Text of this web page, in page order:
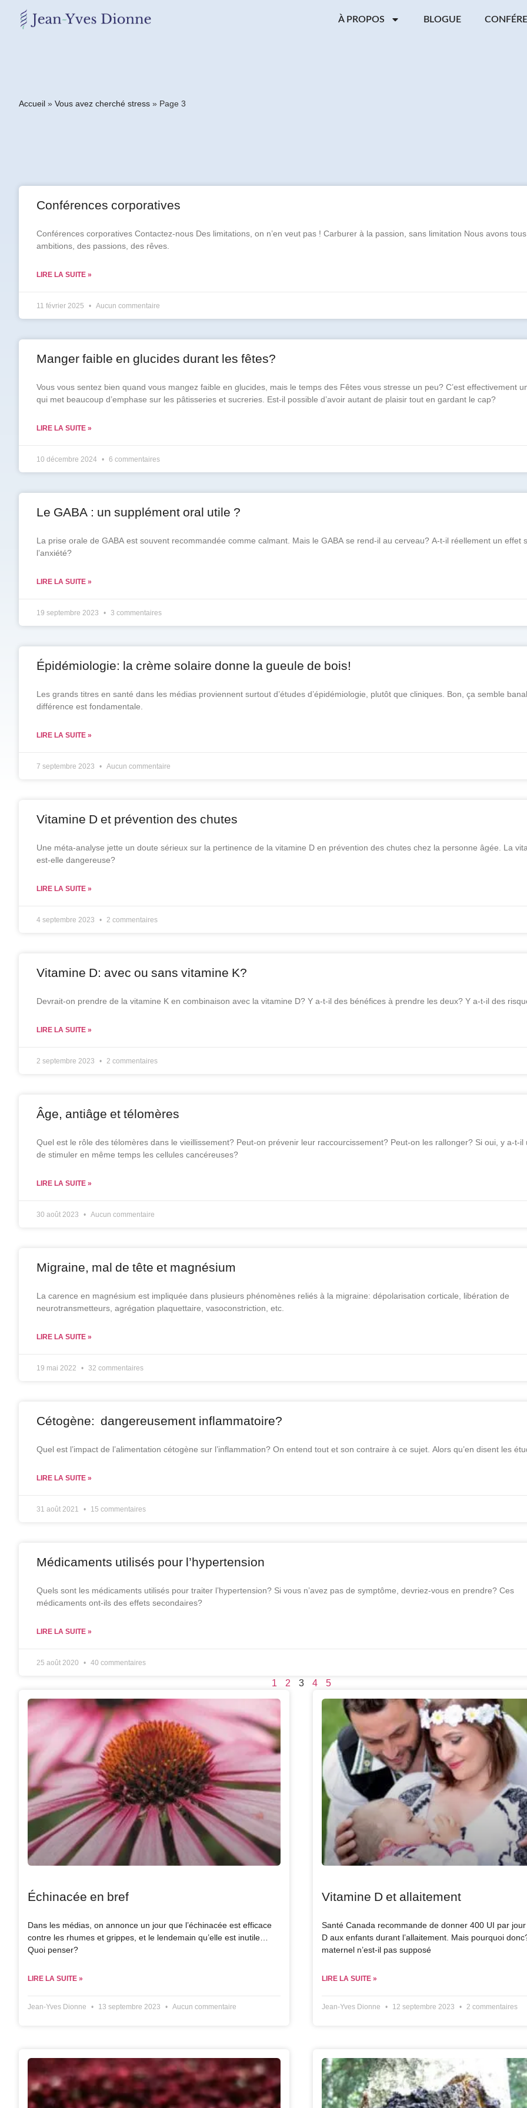
À PROPOS BLOGUE
Accueil » Vous avez cherché stress » Page 3
Conférences corporatives
Conférences corporatives Contactez-nous Des limitations, on n’en veut pas ! Carburer à la passion, sans limitation Nous avons
ambitions, des passions, des rêves.
LIRE LA SUITE »
11 février 2025 Aucun commentaire
Manger faible en glucides durant les fêtes?
Vous vous sentez bien quand vous mangez faible en glucides, mais le temps des Fêtes vous stresse un peu? C’est effectivement
qui met beaucoup d’emphase sur les pâtisseries et sucreries. Est-il possible d’avoir autant de plaisir tout en gardant le cap?
LIRE LA SUITE »
10 décembre 2024 6 commentaires
Le GABA : un supplément oral utile ?
La prise orale de GABA est souvent recommandée comme calmant. Mais le GABA se rend-il au cerveau? A-t-il réellement un effet
l’anxiété?
LIRE LA SUITE »
19 septembre 2023 3 commentaires
Épidémiologie: la crème solaire donne la gueule de bois!
Les grands titres en santé dans les médias proviennent surtout d’études d’épidémiologie, plutôt que cliniques. Bon, ça semble
différence est fondamentale.
LIRE LA SUITE »
7 septembre 2023 Aucun commentaire
Vitamine D et prévention des chutes
Une méta-analyse jette un doute sérieux sur la pertinence de la vitamine D en prévention des chutes chez la personne âgée. La
est-elle dangereuse?
LIRE LA SUITE »
4 septembre 2023 2 commentaires
Vitamine D: avec ou sans vitamine K?
Devrait-on prendre de la vitamine K en combinaison avec la vitamine D? Y a-t-il des bénéfices à prendre les deux? Y a-t-il des
LIRE LA SUITE »
2 septembre 2023 2 commentaires
Âge, antiâge et télomères
Quel est le rôle des télomères dans le vieillissement? Peut-on prévenir leur raccourcissement? Peut-on les rallonger? Si oui, y a-t-il
de stimuler en même temps les cellules cancéreuses?
LIRE LA SUITE »
30 août 2023 Aucun commentaire
Migraine, mal de tête et magnésium
La carence en magnésium est impliquée dans plusieurs phénomènes reliés à la migraine: dépolarisation corticale, libération de
neurotransmetteurs, agrégation plaquettaire, vasoconstriction, etc.
LIRE LA SUITE »
19 mai 2022 32 commentaires
Cétogène: dangereusement inflammatoire?
Quel est l’impact de l’alimentation cétogène sur l’inflammation? On entend tout et son contraire à ce sujet. Alors qu’en disent les
LIRE LA SUITE »
31 août 2021 15 commentaires
Médicaments utilisés pour l’hypertension
Quels sont les médicaments utilisés pour traiter l’hypertension? Si vous n’avez pas de symptôme, devriez-vous en prendre? Ces
médicaments ont-ils des effets secondaires?
LIRE LA SUITE »
25 août 2020 40 commentaires
1 2 3 4 5
Échinacée en bref
Dans les médias, on annonce un jour que l’échinacée est efficace
contre les rhumes et grippes, et le lendemain qu’elle est inutile…
Quoi penser?
LIRE LA SUITE »
Jean-Yves Dionne 13 septembre 2023 Aucun commentaire
Vitamine D et allaitement
Santé Canada recommande de donner 400 UI par
D aux enfants durant l’allaitement. Mais pourquoi
maternel n’est-il pas supposé
LIRE LA SUITE »
Jean-Yves Dionne 12 septembre 2023 2 commentaires
Obtenez
pourrez
désabonner
Je
!